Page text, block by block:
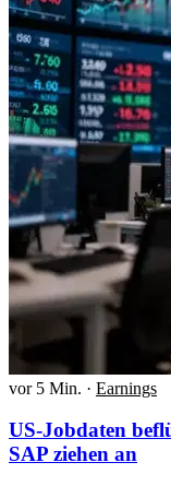
vor 5 Min. · Earnings
US-Jobdaten
SAP ziehen an